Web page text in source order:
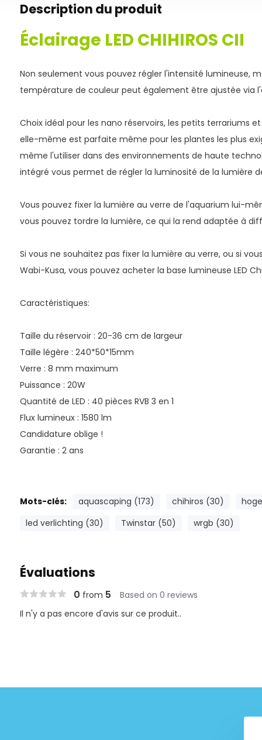
Description du produit
Éclairage LED CHIHIROS CII
Non seulement vous pouvez régler l'intensité lumineuse,
température de couleur peut également être ajustée via
Choix idéal pour les nano réservoirs, les petits terrariums
elle-même est parfaite même pour les plantes les plus
même l'utiliser dans des environnements de haute
intégré vous permet de régler la luminosité de la lumière
Vous pouvez fixer la lumière au verre de l'aquarium lui-
vous pouvez tordre la lumière, ce qui la rend adaptée à
Si vous ne souhaitez pas fixer la lumière au verre, ou si
Wabi-Kusa, vous pouvez acheter la base lumineuse LED
Caractéristiques:
Taille du réservoir : 20-36 cm de largeur
Taille légère : 240*50*15mm
Verre : 8 mm maximum
Puissance : 20W
Quantité de LED : 40 pièces RVB 3 en 1
Flux lumineux : 1580 lm
Candidature oblige !
Garantie : 2 ans
Mots-clés: aquascaping (173) chihiros (30)
led verlichting (30)
Twinstar (50) wrgb (30)
Évaluations
0 from 5 Based on 0 reviews
Il n'y a pas encore d'avis sur ce produit..